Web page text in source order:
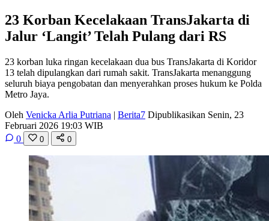
23 Korban Kecelakaan TransJakarta di
Jalur ‘Langit’ Telah Pulang dari RS
23 korban luka ringan kecelakaan dua bus TransJakarta di Koridor
13 telah dipulangkan dari rumah sakit. TransJakarta menanggung
seluruh biaya pengobatan dan menyerahkan proses hukum ke Polda
Metro Jaya.
Oleh Venicka Arlia Putriana | Berita7 Dipublikasikan Senin, 23
Februari 2026 19:03 WIB
0
0 0